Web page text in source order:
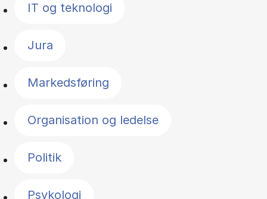
IT og teknologi
Jura
Markedsføring
Organisation og ledelse
Politik
Psykologi